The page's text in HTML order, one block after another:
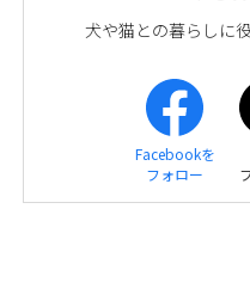
犬や猫との暮らしに
Facebookを
フォロー